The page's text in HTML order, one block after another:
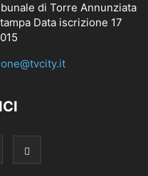
di Torre Annunziata
Data iscrizione 17